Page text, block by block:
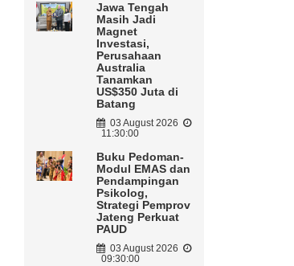
Jawa Tengah
Masih Jadi
Magnet
Investasi,
Perusahaan
Australia
Tanamkan
US$350 Juta di
Batang
03 August 2026
11:30:00
Buku Pedoman-
Modul EMAS dan
Pendampingan
Psikolog,
Strategi Pemprov
Jateng Perkuat
PAUD
03 August 2026
09:30:00